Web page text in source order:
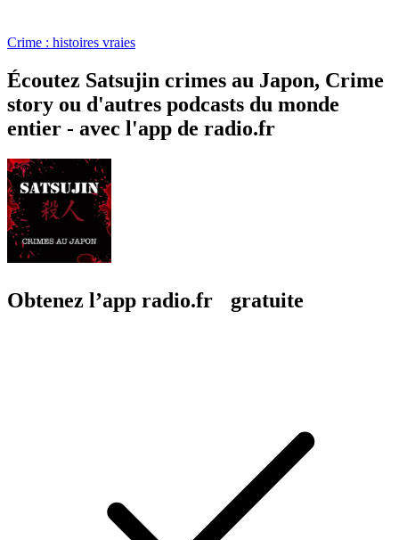
Crime : histoires vraies
Écoutez Satsujin crimes au Japon, Crime
story ou d'autres podcasts du monde
entier - avec l'app de radio.fr
Obtenez l’app radio.fr gratuite